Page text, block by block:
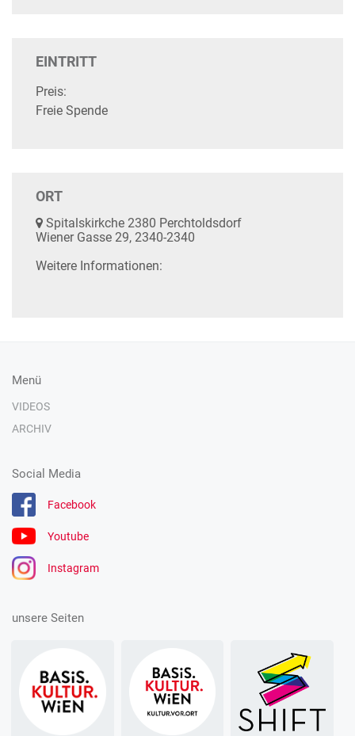
EINTRITT
Preis:
Freie Spende
ORT
Spitalskirkche 2380 Perchtoldsdorf
Wiener Gasse 29, 2340-2340
Weitere Informationen:
Menü
VIDEOS
ARCHIV
Social Media
Facebook
Youtube
Instagram
unsere Seiten